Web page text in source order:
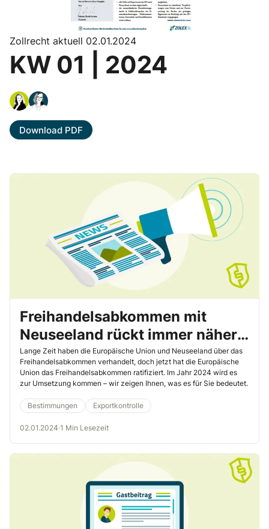
Zollrecht aktuell 02.01.2024
KW 01 | 2024
Download PDF
Freihandelsabkommen mit
Neuseeland rückt immer näher –
Was es für Sie bedeutet
Lange Zeit haben die Europäische Union und Neuseeland über das
Freihandelsabkommen verhandelt, doch jetzt hat die Europäische
Union das Freihandelsabkommen ratifiziert. Im Jahr 2024 wird es
zur Umsetzung kommen – wir zeigen Ihnen, was es für Sie bedeutet.
Bestimmungen Exportkontrolle
02.01.2024·1 Min Lesezeit